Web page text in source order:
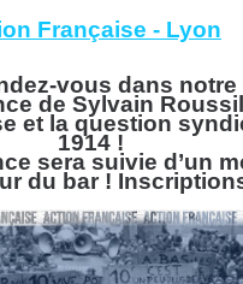
Française - Lyon
vous dans
de Sylvain
et la question
1914 !
sera suivie d’un
du bar !